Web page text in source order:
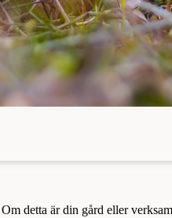
detta är din gård eller